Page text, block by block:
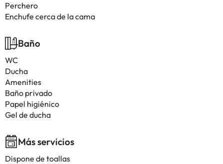
Perchero
Enchufe cerca de la cama
Baño
WC
Ducha
Amenities
Baño privado
Papel higiénico
Gel de ducha
Más servicios
Dispone de toallas